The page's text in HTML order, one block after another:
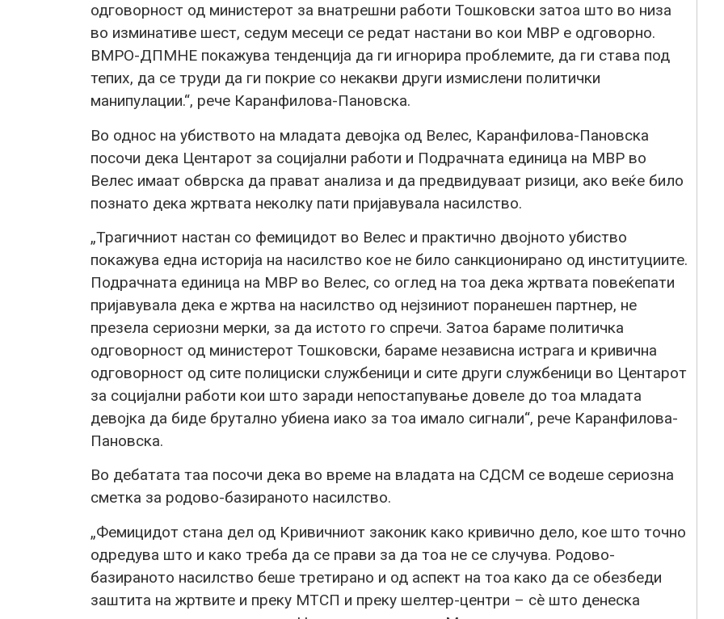
одговорност од министерот за внатрешни работи Тошковски затоа што во низа
во изминативе шест, седум месеци се редат настани во кои МВР е одговорно.
ВМРО-ДПМНЕ покажува тенденција да ги игнорира проблемите, да ги става под
тепих, да се труди да ги покрие со некакви други измислени политички
манипулации.“, рече Каранфилова-Пановска.
Во однос на убиството на младата девојка од Велес, Каранфилова-Пановска
посочи дека Центарот за социјални работи и Подрачната единица на МВР во
Велес имаат обврска да прават анализа и да предвидуваат ризици, ако веќе било
познато дека жртвата неколку пати пријавувала насилство.
„Трагичниот настан со фемицидот во Велес и практично двојното убиство
покажува една историја на насилство кое не било санкционирано од институциите.
Подрачната единица на МВР во Велес, со оглед на тоа дека жртвата повеќепати
пријавувала дека е жртва на насилство од нејзиниот поранешен партнер, не
презела сериозни мерки, за да истото го спречи. Затоа бараме политичка
одговорност од министерот Тошковски, бараме независна истрага и кривична
одговорност од сите полициски службеници и сите други службеници во Центарот
за социјални работи кои што заради непостапување довеле до тоа младата
девојка да биде брутално убиена иако за тоа имало сигнали“, рече Каранфилова-
Пановска.
Во дебатата таа посочи дека во време на владата на СДСМ се водеше сериозна
сметка за родово-базираното насилство.
„Фемицидот стана дел од Кривичниот законик како кривично дело, кое што точно
одредува што и како треба да се прави за да тоа не се случува. Родово-
базираното насилство беше третирано и од аспект на тоа како да се обезбеди
заштита на жртвите и преку МТСП и преку шелтер-центри – сè што денеска